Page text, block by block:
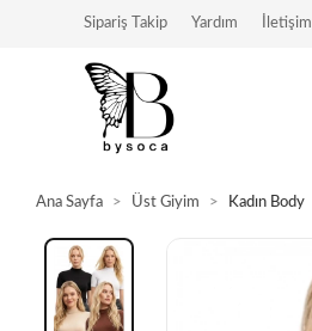
Sipariş Takip Yardım İletişim
Ana Sayfa Üst Giyim Kadın Body